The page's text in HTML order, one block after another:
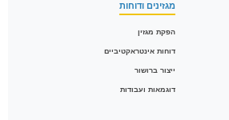
מגזינים ודוחות
הפקת מגזין
דוחות אינטראקטיביים
ייצור ברושור
דוגמאות ועבודות